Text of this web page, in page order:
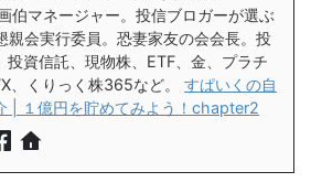
伯マネージャー。投信ブロガーが選ぶ
親会実行委員。恐妻家友の会会長。投
投資信託、現物株、ETF、金、プラチ
、くりっく株365など。 すぱいくの自
| １億円を貯めてみよう！chapter2